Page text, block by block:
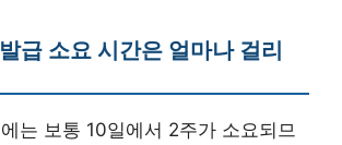
급 소요 시간은 얼마나 걸리
는 보통 10일에서 2주가 소요되므